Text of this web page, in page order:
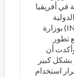
في أفريقيا
لمكافحة المخدرات وإنفاذ القانون (INL) بوزارة
تطور
وأكدت أن
بشكل كبير
استخدام